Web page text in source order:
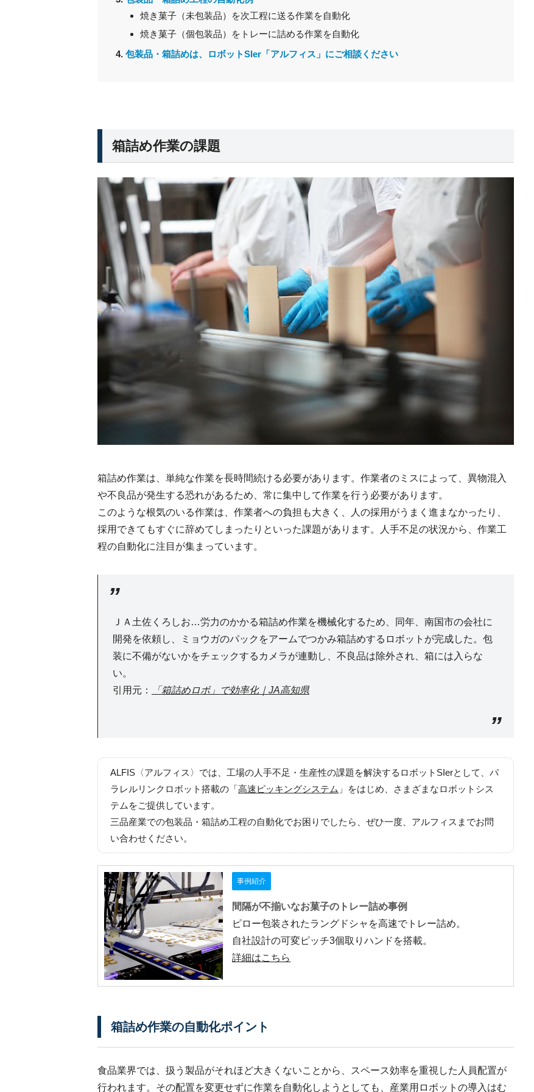
焼き菓子（未包装品）を次工程に送る作業を自動化
焼き菓子（個包装品）をトレーに詰める作業を自動化
包装品・箱詰めは、ロボットSIer「アルフィス」にご相談ください
箱詰め作業の課題
箱詰め作業は、単純な作業を長時間続ける必要があります。作業者のミスによって、異物混入
や不良品が発生する恐れがあるため、常に集中して作業を行う必要があります。
このような根気のいる作業は、作業者への負担も大きく、人の採用がうまく進まなかったり、
採用できてもすぐに辞めてしまったりといった課題があります。人手不足の状況から、作業工
程の自動化に注目が集まっています。
ＪＡ土佐くろしお…労力のかかる箱詰め作業を機械化するため、同年、南国市の会社に
開発を依頼し、ミョウガのパックをアームでつかみ箱詰めするロボットが完成した。包
装に不備がないかをチェックするカメラが連動し、不良品は除外され、箱には入らな
い。
引用元：
「箱詰めロボ」で効率化｜JA高知県
ALFIS〈アルフィス〉では、工場の人手不足・生産性の課題を解決するロボットSIerとして、パ
ラレルリンクロボット搭載の「高速ピッキングシステム 」をはじめ、さまざまなロボットシス
テムをご提供しています。
三品産業での包装品・箱詰め工程の自動化でお困りでしたら、ぜひ一度、アルフィスまでお問
い合わせください。
事例紹介
間隔が不揃いなお菓子のトレー詰め事例
ピロー包装されたラングドシャを高速でトレー詰め。
自社設計の可変ピッチ3個取りハンドを搭載。
詳細はこちら
箱詰め作業の自動化ポイント
食品業界では、扱う製品がそれほど大きくないことから、スペース効率を重視した人員配置が
行われます。その配置を変更せずに作業を自動化しようとしても、産業用ロボットの導入はむ